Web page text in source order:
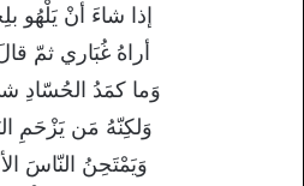
إذا شاءَ أنْ يَلْهُو
أراهُ غُبَاري ثمّ
وَما كمَدُ الحُسّادِ
وَلكِنّهُ مَن يَزْحَمِ
وَيَمْتَحِنُ النّاسَ